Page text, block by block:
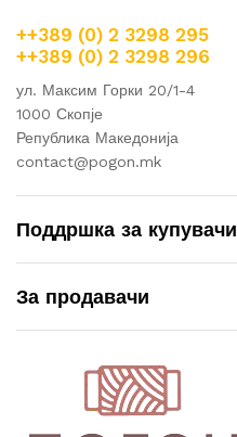
++389 (0) 2 3298 295
++389 (0) 2 3298 296
ул. Максим Горки 20/1-4
1000 Скопје
Република Македонија
contact@pogon.mk
Поддршка за купувачи
За продавачи